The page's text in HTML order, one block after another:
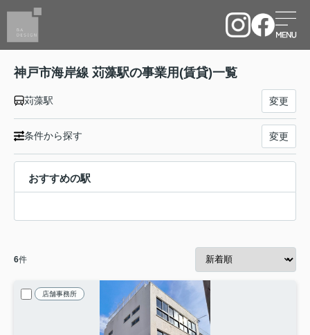
神戸市海岸線 苅藻駅の事業用(賃貸)一覧
苅藻駅 変更
条件から探す 変更
おすすめの駅
6件
店舗事務所